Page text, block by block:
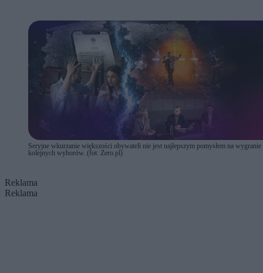
Seryjne wkurzanie większości obywateli nie jest najlepszym pomysłem na wygranie
kolejnych wyborów. (fot. Zero.pl)
Reklama
Reklama